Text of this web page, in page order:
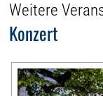
Weitere
Konzert